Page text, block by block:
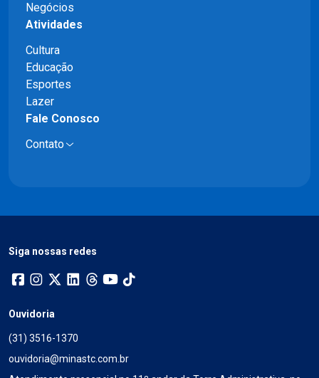
Negócios
Atividades
Cultura
Educação
Esportes
Lazer
Fale Conosco
Contato
Siga nossas redes
Ouvidoria
(31) 3516-1370
ouvidoria@minastc.com.br